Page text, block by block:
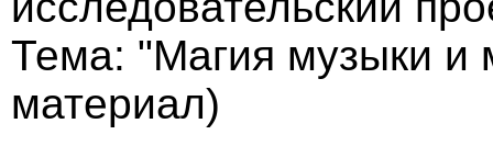
Тема: "Магия музыки и
материал)